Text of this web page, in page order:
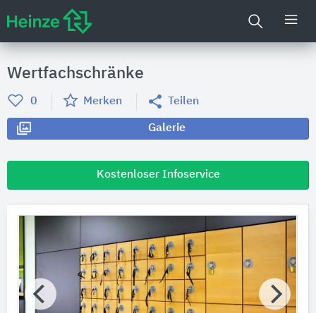
Wertfachschränke
0 Merken Teilen
Galerie
Kostenloser Infoservice